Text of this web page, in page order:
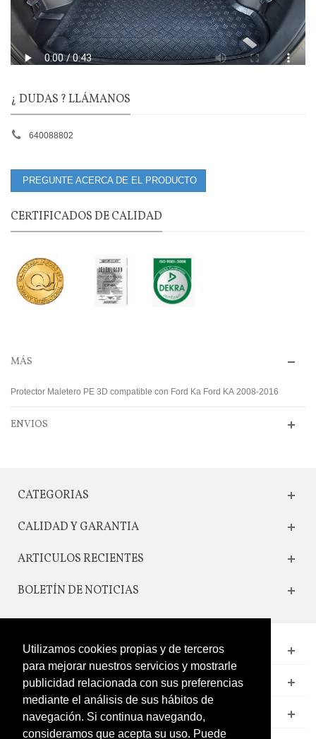
Utilizamos cookies propias y de terceros
para mejorar nuestros servicios y mostrarle
publicidad relacionada con sus preferencias
mediante el análisis de sus hábitos de
navegación. Si continua navegando,
consideramos que acepta su uso. Puede
¿ DUDAS ? LLÁMANOS
640088802
PREGUNTE ACERCA DE EL PRODUCTO
CERTIFICADOS DE CALIDAD
MÁS
Protector Maletero PE 3D compatible con Ford Ka Ford KA 2008-2016
ENVIOS
CATEGORIAS
CALIDAD Y GARANTIA
ARTICULOS RECIENTES
BOLETÍN DE NOTICIAS
CONTACTO
LEGAL
CATÁLOGO